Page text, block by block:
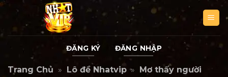
Bỏ
nội
ĐĂNG KÝ ĐĂNG NHẬP
Trang Chủ » Lô đề Nhatvip » Mơ thấy người